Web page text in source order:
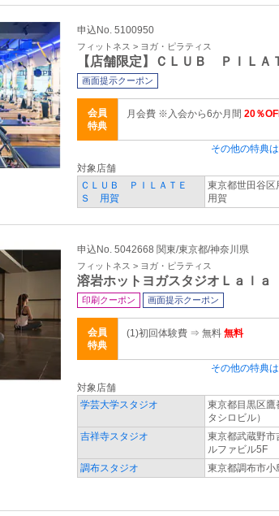
申込No. 5100950
フィットネス > ヨガ・ピラティス
【店舗限定】ＣＬＵＢ ＰＩＬ
画面提示クーポン
会員
特典
月会費 ※入会から6か月間 20％
その他の特典
対象店舗
ＣＬＵＢ ＰＩＬＡＴＥ
Ｓ 用賀
東京都世田谷
用賀
申込No. 5042668 関東/東京都/神奈川県
フィットネス > ヨガ・ピラティス
溶岩ホットヨガスタジオＬａｌ
印刷クーポン 画面提示クーポン
会員
特典
(1)初回体験費 ⇒ 無料 無料
その他の特典
対象店舗
学芸大学スタジオ
東京都目黒区
タシロビル）
吉祥寺スタジオ
東京都武蔵野
ルファビル5F
調布スタジオ
東京都調布市